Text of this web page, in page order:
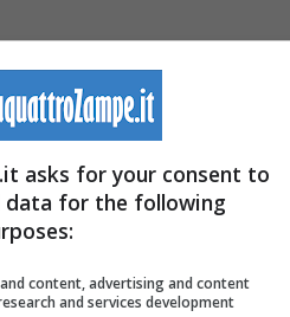
raccordi;
asks for your consent to
data for the following
content, advertising and content
and services development